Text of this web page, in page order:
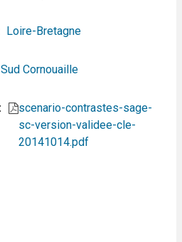
Loire-Bretagne
Sud Cornouaille
scenario-contrastes-sage-
sc-version-validee-cle-
20141014.pdf